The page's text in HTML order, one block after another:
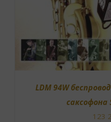
LDM 94W
саксофона
123